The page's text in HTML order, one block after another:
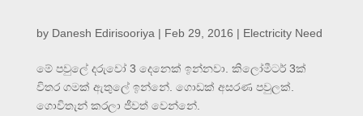
by Danesh Edirisooriya | Feb 29, 2016 | Electricity Need
මේ පවුලේ දරුවෝ 3 දෙනෙක් ඉන්නවා. කිලෝමීටර් 3ක්
විතර ගමක් ඇතුලේ ඉන්නේ. ගොඩක් අසරණ පවුලක්.
ගොවිතැන් කරලා ජීවත් වෙන්නේ.